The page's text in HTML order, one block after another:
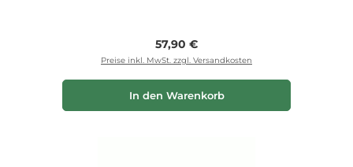
Regulärer Preis:
57,90 €
Preise inkl. MwSt. zzgl. Versandkosten
In den Warenkorb